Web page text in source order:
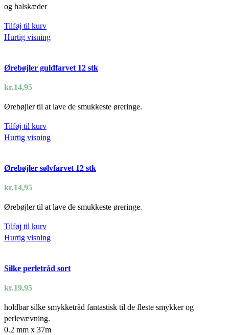
og halskæder
Tilføj til kurv
Hurtig visning
Ørebøjler guldfarvet 12 stk
kr.14,95
Ørebøjler til at lave de smukkeste øreringe.
Tilføj til kurv
Hurtig visning
Ørebøjler sølvfarvet 12 stk
kr.14,95
Ørebøjler til at lave de smukkeste øreringe.
Tilføj til kurv
Hurtig visning
Silke perletråd sort
kr.19,95
holdbar silke smykketråd fantastisk til de fleste smykker og
perlevævning.
0.2 mm x 37m